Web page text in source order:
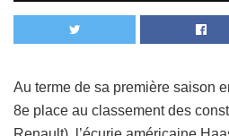
Au terme de sa première saison
8e place au classement des